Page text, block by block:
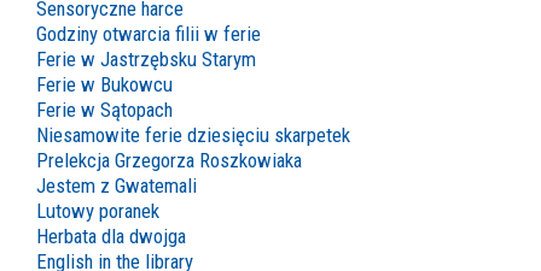
Sensoryczne harce
Godziny otwarcia filii w ferie
Ferie w Jastrzębsku Starym
Ferie w Bukowcu
Ferie w Sątopach
Niesamowite ferie dziesięciu skarpetek
Prelekcja Grzegorza Roszkowiaka
Jestem z Gwatemali
Lutowy poranek
Herbata dla dwojga
English in the library